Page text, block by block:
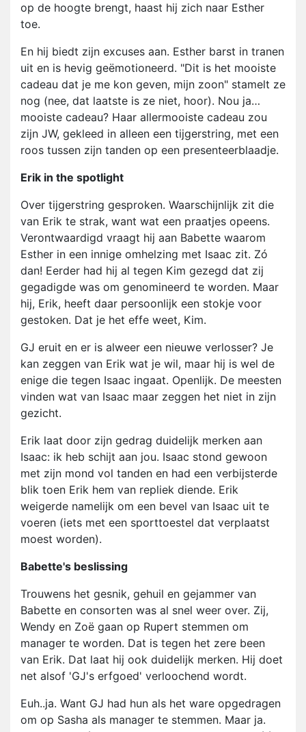
op de hoogte brengt, haast hij zich naar Esther
toe.
En hij biedt zijn excuses aan. Esther barst in tranen
uit en is hevig geëmotioneerd. "Dit is het mooiste
cadeau dat je me kon geven, mijn zoon" stamelt ze
nog (nee, dat laatste is ze niet, hoor). Nou ja…
mooiste cadeau? Haar allermooiste cadeau zou
zijn JW, gekleed in alleen een tijgerstring, met een
roos tussen zijn tanden op een presenteerblaadje.
Erik in the spotlight
Over tijgerstring gesproken. Waarschijnlijk zit die
van Erik te strak, want wat een praatjes opeens.
Verontwaardigd vraagt hij aan Babette waarom
Esther in een innige omhelzing met Isaac zit. Zó
dan! Eerder had hij al tegen Kim gezegd dat zij
gegadigde was om genomineerd te worden. Maar
hij, Erik, heeft daar persoonlijk een stokje voor
gestoken. Dat je het effe weet, Kim.
GJ eruit en er is alweer een nieuwe verlosser? Je
kan zeggen van Erik wat je wil, maar hij is wel de
enige die tegen Isaac ingaat. Openlijk. De meesten
vinden wat van Isaac maar zeggen het niet in zijn
gezicht.
Erik laat door zijn gedrag duidelijk merken aan
Isaac: ik heb schijt aan jou. Isaac stond gewoon
met zijn mond vol tanden en had een verbijsterde
blik toen Erik hem van repliek diende. Erik
weigerde namelijk om een bevel van Isaac uit te
voeren (iets met een sporttoestel dat verplaatst
moest worden).
Babette's beslissing
Trouwens het gesnik, gehuil en gejammer van
Babette en consorten was al snel weer over. Zij,
Wendy en Zoë gaan op Rupert stemmen om
manager te worden. Dat is tegen het zere been
van Erik. Dat laat hij ook duidelijk merken. Hij doet
net alsof 'GJ's erfgoed' verloochend wordt.
Euh..ja. Want GJ had hun als het ware opgedragen
om op Sasha als manager te stemmen. Maar ja.